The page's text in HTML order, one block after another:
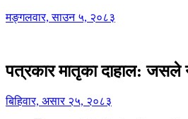
मङ्गलवार, साउन ५, २०८३
पत्रकार मातृका दाहाल: जसले
बिहिवार, असार २५, २०८३